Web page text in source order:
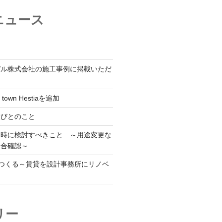
ュース
株式会社の施工事例に掲載いただ
Hestiaを追加
とのこと
に検討すべきこと ～用途変更な
確認～
くる～賃貸を設計事務所にリノベ
ー